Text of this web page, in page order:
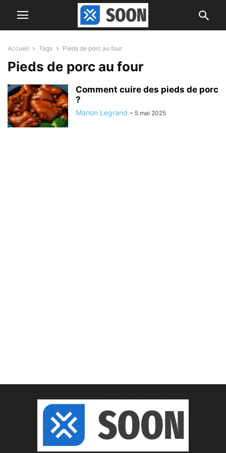
Accueil Tags Pieds de porc au four
Pieds de porc au four
Comment cuire des pieds de porc
?
Marion Legrand - 5 mai 2025